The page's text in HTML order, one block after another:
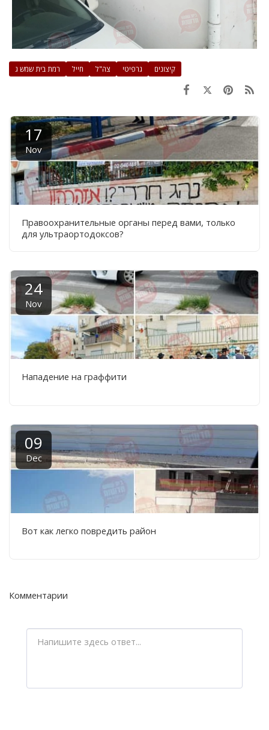
רמת בית שמש ג חייל צה"ל גרפיטי קיצונים
17
Nov
Правоохранительные органы перед вами, только
для ультраортодоксов?
24
Nov
Нападение на граффити
09
Dec
Вот как легко повредить район
Комментарии